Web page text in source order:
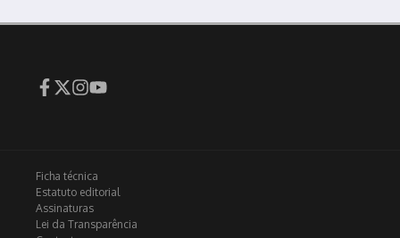
Ficha técnica
Estatuto editorial
Assinaturas
Lei da Transparência